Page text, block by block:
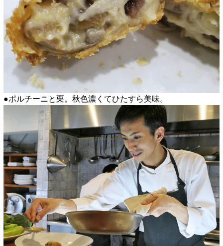
●ポルチーニと栗。秋色濃くてひたすら美味。